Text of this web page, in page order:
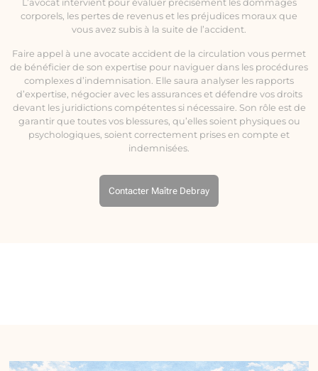
L’avocat intervient pour évaluer précisément les dommages
corporels, les pertes de revenus et les préjudices moraux que
vous avez subis à la suite de l’accident.
Faire appel à une avocate accident de la circulation vous permet
de bénéficier de son expertise pour naviguer dans les procédures
complexes d’indemnisation. Elle saura analyser les rapports
d’expertise, négocier avec les assurances et défendre vos droits
devant les juridictions compétentes si nécessaire. Son rôle est de
garantir que toutes vos blessures, qu’elles soient physiques ou
psychologiques, soient correctement prises en compte et
indemnisées.
Contacter Maître Debray